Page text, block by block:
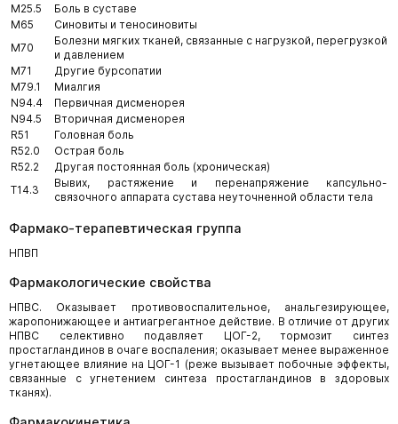
M25.5
Боль в суставе
M65
Синовиты и теносиновиты
M70
Болезни мягких тканей, связанные с нагрузкой, перегрузкой
и давлением
M71
Другие бурсопатии
M79.1
Миалгия
N94.4
Первичная дисменорея
N94.5
Вторичная дисменорея
R51
Головная боль
R52.0
Острая боль
R52.2
Другая постоянная боль (хроническая)
T14.3
Вывих, растяжение и перенапряжение капсульно-
связочного аппарата сустава неуточненной области тела
Фармако-терапевтическая группа
НПВП
Фармакологические свойства
НПВС. Оказывает противовоспалительное, анальгезирующее,
жаропонижающее и антиагрегантное действие. В отличие от других
НПВС селективно подавляет ЦОГ-2, тормозит синтез
простагландинов в очаге воспаления; оказывает менее выраженное
угнетающее влияние на ЦОГ-1 (реже вызывает побочные эффекты,
связанные с угнетением синтеза простагландинов в здоровых
тканях).